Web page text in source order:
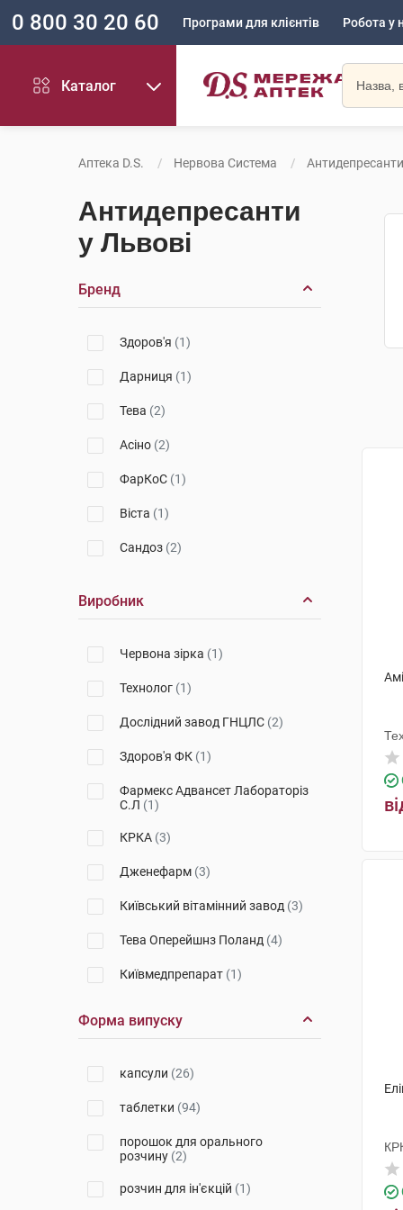
0 800 30 20 60 Програми для клієнтів Робота у
Каталог
Аптека D.S. Нервова Система Антидепресанти
Антидепресанти
у Львові
Бренд
Здоров'я (1)
Дарниця (1)
Тева (2)
Асіно (2)
ФарКоС (1)
Віста (1)
Сандоз (2)
Виробник
Червона зірка (1)
Технолог (1)
Дослідний завод ГНЦЛС (2)
Здоров'я ФК (1)
Фармекс Адвансет Лабораторіз
С.Л (1)
КРКА (3)
Дженефарм (3)
Київський вітамінний завод (3)
Тева Оперейшнз Поланд (4)
Київмедпрепарат (1)
Інтерхім(8)
Фарма Старт
Маклеодс Фармасьютикалс
ФарКоС(1)
(8)
Форма випуску
капсули (26)
таблетки (94)
порошок для орального
розчину (2)
розчин для ін'єкцій (1)